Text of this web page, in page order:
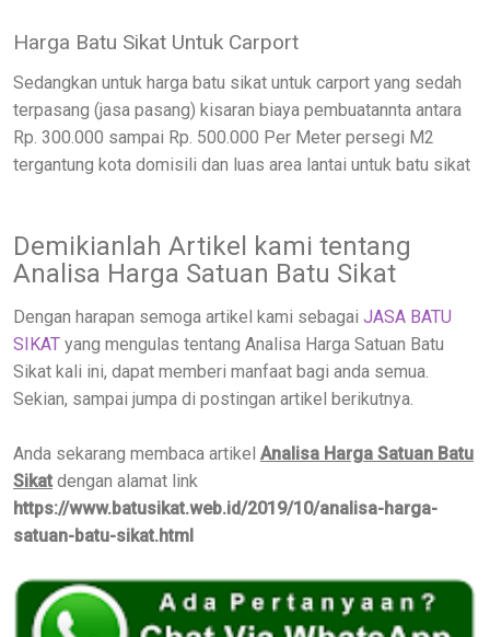
Harga Batu Sikat Untuk Carport
Sedangkan untuk harga batu sikat untuk carport yang sedah
terpasang (jasa pasang) kisaran biaya pembuatannta antara
Rp. 300.000 sampai Rp. 500.000 Per Meter persegi M2
tergantung kota domisili dan luas area lantai untuk batu sikat
Demikianlah Artikel kami tentang
Analisa Harga Satuan Batu Sikat
Dengan harapan semoga artikel kami sebagai JASA BATU
SIKAT yang mengulas tentang Analisa Harga Satuan Batu
Sikat kali ini, dapat memberi manfaat bagi anda semua.
Sekian, sampai jumpa di postingan artikel berikutnya.
Anda sekarang membaca artikel Analisa Harga Satuan Batu
Sikat dengan alamat link
https://www.batusikat.web.id/2019/10/analisa-harga-
satuan-batu-sikat.html